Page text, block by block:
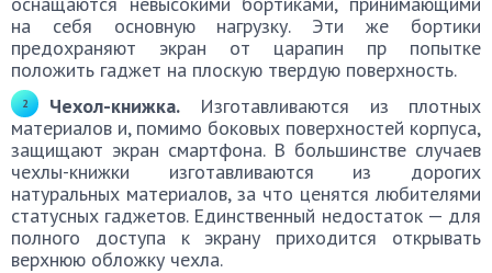
на себя основную нагрузку. Эти же бортики
предохраняют экран от царапин пр попытке
положить гаджет на плоскую твердую поверхность.
Чехол-книжка. Изготавливаются из плотных
материалов и, помимо боковых поверхностей корпуса,
защищают экран смартфона. В большинстве случаев
чехлы-книжки изготавливаются из дорогих
натуральных материалов, за что ценятся любителями
статусных гаджетов. Единственный недостаток — для
полного доступа к экрану приходится открывать
верхнюю обложку чехла.